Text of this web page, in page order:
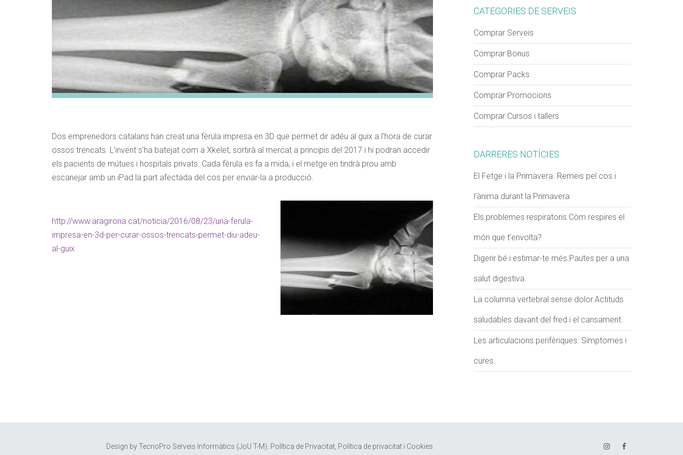
Dos emprenedors catalans han creat una fèrula impresa en 3D que permet dir adéu al guix a l’hora de curar
ossos trencats. L’invent s’ha batejat com a Xkelet, sortirà al mercat a principis del 2017 i hi podran accedir
els pacients de mútues i hospitals privats. Cada fèrula es fa a mida, i el metge en tindrà prou amb
escanejar amb un iPad la part afectada del cos per enviar-la a producció.
http://www.aragirona.cat/noticia/2016/08/23/una-ferula-
impresa-en-3d-per-curar-ossos-trencats-permet-diu-adeu-
al-guix
CATEGORIES DE SERVEIS
Comprar Serveis
Comprar Bonus
Comprar Packs
Comprar Promocions
Comprar Cursos i tallers
DARRERES NOTÍCIES
El Fetge i la Primavera. Remeis pel cos i
l’ànima durant la Primavera
Els problemes respiratoris.Còm respires el
món que t’envolta?
Digerir bé i estimar-te més.Pautes per a una
salut digestiva.
La columna vertebral sense dolor.Actituds
saludables davant del fred i el cansament.
Les articulacions perifèriques. Símptomes i
cures.
Design byTecnoPro Serveis Informàtics (JoU T-M). Política de Privacitat, Política de privacitat i Cookies
INFORMACIÓ PERSONAL
Cognom
Codi Postal Ciutat
Correu Electrònic*
Si us plau envieu-me novetats i promocions